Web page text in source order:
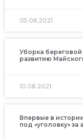
05.08.2021
Уборка
развитию
10.08.2021
Впервые в
под «уголовку»